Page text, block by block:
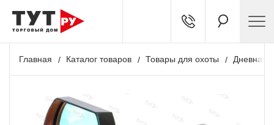
Главная Каталог товаров Товары для охоты Дневная